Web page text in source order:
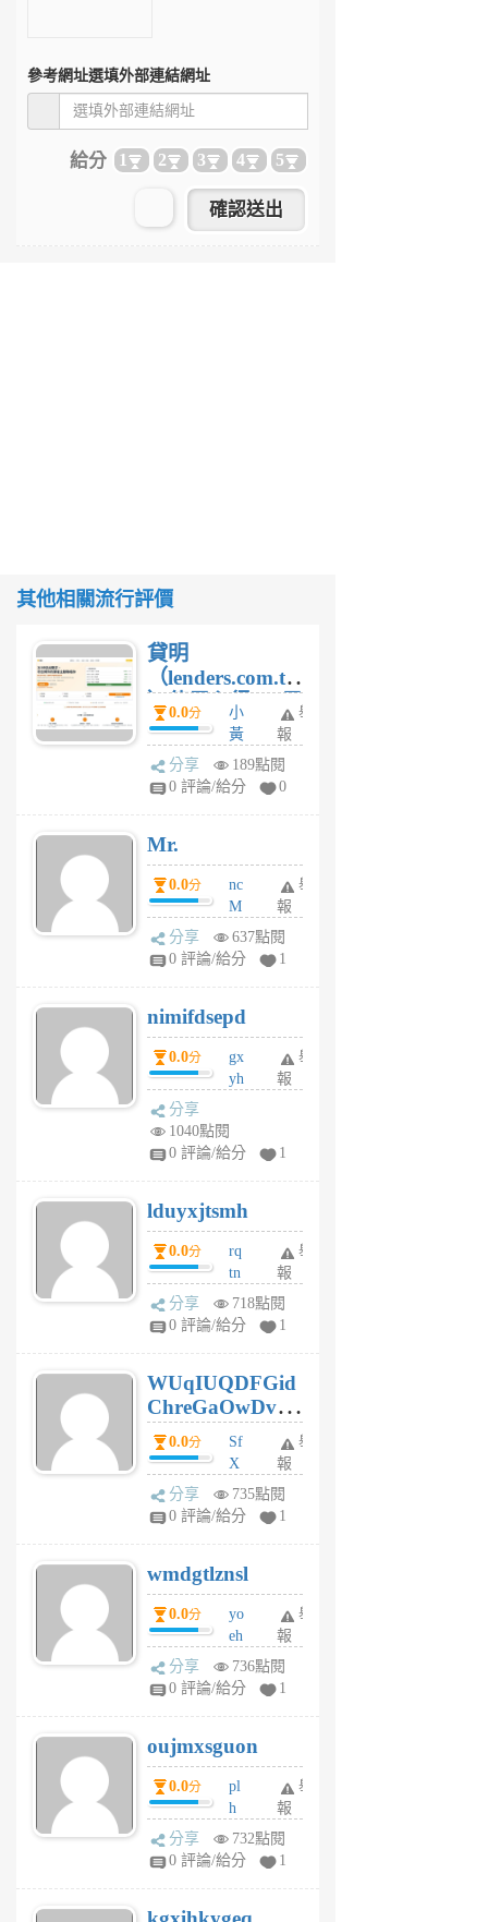
參考網址選填外部連結網址
給分 1 2 3 4 5
其他相關流行評價
貸明
（lenders.com.tw
）使用心得 — 民
間貸款比較平台
體驗
0.0分
小
黃
蜂
4
舉
報
分享
189點閱
0 評論/給分
0
Mr.
0.0分
nc
M
U
F
U
5
個
月
舉
報
分享
637點閱
0 評論/給分
1
nimifdsepd
0.0分
gx
yh
jl
月
前
舉
報
分享
1040點閱
0 評論/給分
1
lduyxjtsmh
0.0分
rq
tn
jt
gl
個
月
前
舉
報
分享
718點閱
0 評論/給分
1
WUqIUQDFGid
ChreGaOwDv
dY0.0分
Sf
X
Pe
Jc
R
P
m
v
A
V
個
月
前
舉
報
分享
735點閱
0 評論/給分
1
wmdgtlznsl
0.0分
yo
eh
ld
gy
個
月
前
舉
報
分享
736點閱
0 評論/給分
1
oujmxsguon
0.0分
pl
h
wi
w
6
舉
報
分享
732點閱
0 評論/給分
1